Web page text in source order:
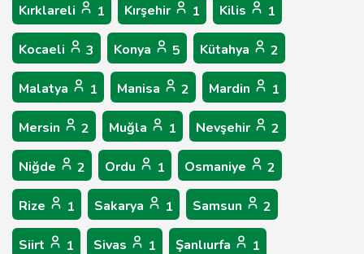
Kırklareli 1 Kırşehir 1 Kilis 1
Kocaeli 3 Konya 5 Kütahya 2
Malatya 1 Manisa 2 Mardin 1
Mersin 2 Muğla 1 Nevşehir 2
Niğde 2 Ordu 1 Osmaniye 2
Rize 1 Sakarya 1 Samsun 2
Siirt 1 Sivas 1 Şanlıurfa 1